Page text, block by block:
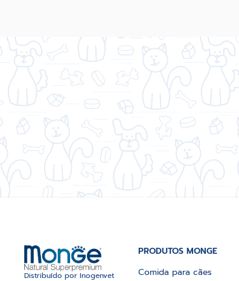
Distribuído por Inogenvet
PRODUTOS MONGE
Comida para cães